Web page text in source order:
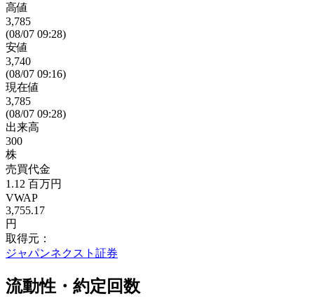
高値
3,785
(08/07 09:28)
安値
3,740
(08/07 09:16)
現在値
3,785
(08/07 09:28)
出来高
300
株
売買代金
1.12 百万円
VWAP
3,755.17
円
取得元：
ジャパンネクスト証券
流動性・約定回数